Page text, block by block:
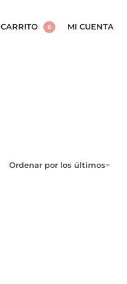
CARRITO 0 MI CUENTA
Ordenar por los últimos